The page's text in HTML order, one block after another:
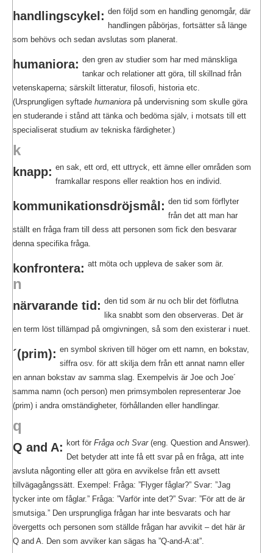
handlingscykel: den följd som en handling genomgår, där
handlingen påbörjas, fortsätter så länge
som behövs och sedan avslutas som planerat.
humaniora: den gren av studier som har med mänskliga
tankar och relationer att göra, till skillnad från
vetenskaperna; särskilt litteratur, filosofi, historia etc.
(Ursprungligen syftade humaniora på undervisning som skulle göra
en studerande i stånd att tänka och bedöma själv, i motsats till ett
specialiserat studium av tekniska färdigheter.)
k
knapp: en sak, ett ord, ett uttryck, ett ämne eller områden som
framkallar respons eller reaktion hos en individ.
kommunikationsdröjsmål: den tid som förflyter
från det att man har
ställt en fråga fram till dess att personen som fick den besvarar
denna specifika fråga.
konfrontera: att möta och uppleva de saker som är.
n
närvarande tid: den tid som är nu och blir det förflutna
lika snabbt som den observeras. Det är
en term löst tillämpad på omgivningen, så som den existerar i nuet.
´(prim): en symbol skriven till höger om ett namn, en bokstav,
siffra osv. för att skilja dem från ett annat namn eller
en annan bokstav av samma slag. Exempelvis är Joe och Joe´
samma namn (och person) men primsymbolen representerar Joe
(prim) i andra omständigheter, förhållanden eller handlingar.
q
Q and A: kort för Fråga och Svar(eng. Question and Answer).
Det betyder att inte få ett svar på en fråga, att inte
avsluta någonting eller att göra en avvikelse från ett avsett
tillvägagångssätt. Exempel: Fråga: ”Flyger fåglar?” Svar: ”Jag
tycker inte om fåglar.” Fråga: ”Varför inte det?” Svar: ”För att de är
smutsiga.” Den ursprungliga frågan har inte besvarats och har
övergetts och personen som ställde frågan har avvikit – det här är
Q and A. Den som avviker kan sägas ha ”Q-and-A:at”.